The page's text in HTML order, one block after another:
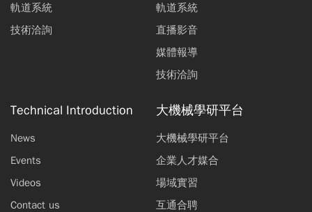
平
Andres David Gaona
市場前線｜2022年全球電動汽車充電發展三大趨勢- 智
軌道系統
技術洽詢
軌道系統
直播影音
媒體報導
技術洽詢
Technical Introduction
News
Events
Videos
Contact us
大機械學研平台
大機械學研平台
企業人才媒合
場域實習
互通合聘